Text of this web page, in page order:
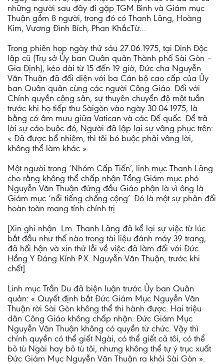
những người sau đây đi gặp TGM Bình và Giám mục
Thuận gồm 8 người, trong đó có Thanh Lãng, Hoàng
Kim, Vương Đình Bích, Phan KhắcTừ…
Trong phiên họp ngày thứ sáu 27.06.1975, tại Dinh Ðộc
lập cũ (Trụ sở Ủy ban Quân quản Thành phố Sài Gòn –
Gia Định), kéo dài từ 15 đến 19 giờ, Ðức cha Nguyễn
Văn Thuận đã đối diện với ba Cán bộ cao cấp của Ủy
ban Quân quản cùng các người Công Giáo. Ðối với
Chính quyền cộng sản, sự thuyên chuyển độ một tuần
trước khi họ tiếp thu Sàigòn vào ngày 30.04.1975, là
bằng cớ âm mưu giữa Vatican và các Ðế quốc. Ðể trả
lời sự cáo buộc đó, Người đã lập lại sự vâng phục trên:
« Đã được bổ nhiệm, thì tôi bó buộc phải vâng lời,
không thể làm khác ».
Một người trong ‘Nhóm Cấp Tiến’, linh mục Thanh Lãng
cho rằng không thể chấp nhận Tổng Giám mục phó
Nguyễn Văn Thuận đứng đầu Giáo phận là vì ông là
Giám mục ‘nổi tiếng chống cộng’. Đó là một sự phản đối
hoàn toàn mang tính chính trị.
[Xin ghi nhận. Lm. Thanh Lãng đã kể lại sự việc từ lúc
bắt đầu như thế nào trong tài liệu đánh máy 39 trang,
đã hối hận và xin thứ lỗi về việc đã làm đối với Ðức
Hồng Y Ðáng Kính P.X. Nguyễn Văn Thuận, trước khi
chết].
Linh mục Trần Du đã biện luận trước Ủy ban Quân
quản: « Quyết định bắt Đức Giám Mục Nguyễn Văn
Thuận rời Sài Gòn không thể thi hành được. Hai triệu
dân Công Giáo không chấp nhận. Đức Giám Mục
Nguyễn Văn Thuận không có quyền từ chức. Vậy thì
chính quyền có thể giết Ngài, có thể giết cả tôi, có thể
bỏ tù Ngài hay bỏ tù tôi, nhưng không thể tự ý trục xuất
Đức Giám Mục Nguyễn Văn Thuận ra khỏi Sài Gòn ».